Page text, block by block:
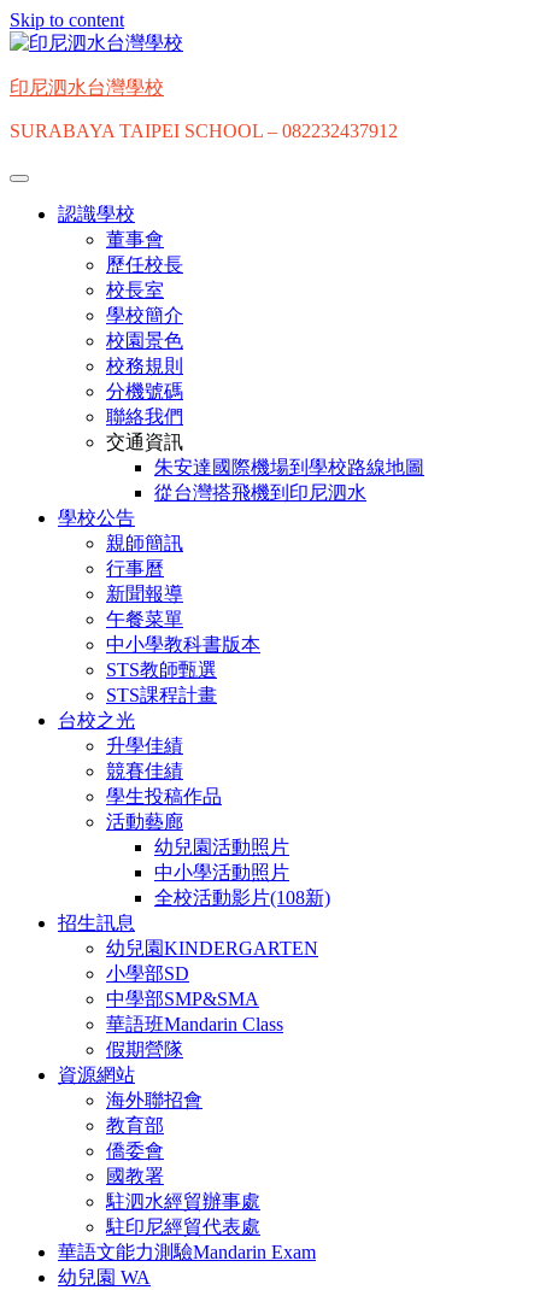
Skip to content
印尼泗水台灣學校
SURABAYA TAIPEI SCHOOL – 082232437912
認識學校
董事會
歷任校長
校長室
學校簡介
校園景色
校務規則
分機號碼
聯絡我們
交通資訊
朱安達國際機場到學校路線地圖
從台灣搭飛機到印尼泗水
學校公告
親師簡訊
行事曆
新聞報導
午餐菜單
中小學教科書版本
STS教師甄選
STS課程計畫
台校之光
升學佳績
競賽佳績
學生投稿作品
活動藝廊
幼兒園活動照片
中小學活動照片
全校活動影片(108新)
招生訊息
幼兒園KINDERGARTEN
小學部SD
中學部SMP&SMA
華語班Mandarin Class
假期營隊
資源網站
海外聯招會
教育部
僑委會
國教署
駐泗水經貿辦事處
駐印尼經貿代表處
華語文能力測驗Mandarin Exam
幼兒園 WA